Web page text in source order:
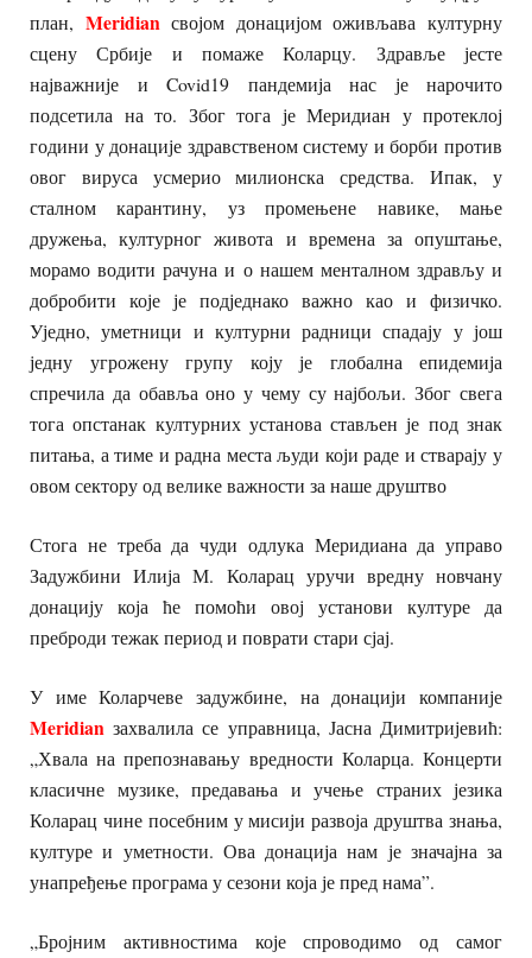
план, Meridian својом донацијом оживљава културну
сцену Србије и помаже Коларцу. Здравље јесте
најважније и Covid19 пандемија нас је нарочито
подсетила на то. Због тога је Меридиан у протеклој
години у донације здравственом систему и борби против
овог вируса усмерио милионска средства. Ипак, у
сталном карантину, уз промењене навике, мање
дружења, културног живота и времена за опуштање,
морамо водити рачуна и о нашем менталном здрављу и
добробити које је подједнако важно као и физичко.
Уједно, уметници и културни радници спадају у још
једну угрожену групу коју је глобална епидемија
спречила да обавља оно у чему су најбољи. Због свега
тога опстанак културних установа стављен је под знак
питања, а тиме и радна места људи који раде и стварају у
овом сектору од велике важности за наше друштво
Стога не треба да чуди одлука Меридиана да управо
Задужбини Илија М. Коларац уручи вредну новчану
донацију која ће помоћи овој установи културе да
преброди тежак период и поврати стари сјај.
У име Коларчеве задужбине, на донацији компаније
Meridian захвалила се управница, Јасна Димитријевић:
„Хвала на препознавању вредности Коларца. Концерти
класичне музике, предавања и учење страних језика
Коларац чине посебним у мисији развоја друштва знања,
културе и уметности. Ова донација нам је значајна за
унапређење програма у сезони која је пред нама”.
„Бројним активностима које спроводимо од самог